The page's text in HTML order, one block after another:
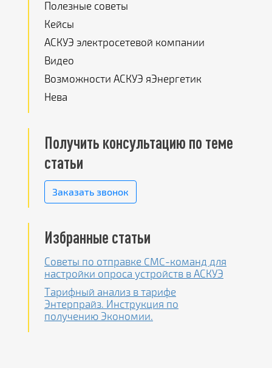
Полезные советы
Кейсы
АСКУЭ электросетевой компании
Видео
Возможности АСКУЭ яЭнергетик
Нева
Получить консультацию по теме
статьи
Заказать звонок
Избранные статьи
Советы по отправке CMC-команд для
настройки опроса устройств в АСКУЭ
Тарифный анализ в тарифе
Энтерпрайз. Инструкция по
получению Экономии.